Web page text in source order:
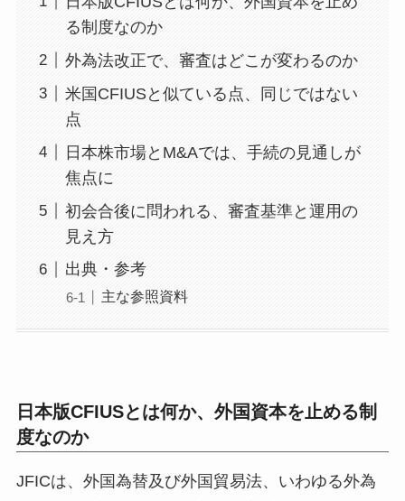
る制度なのか
外為法改正で、審査はどこが変わるのか
米国CFIUSと似ている点、同じではない
点
日本株市場とM&Aでは、手続の見通しが
焦点に
初会合後に問われる、審査基準と運用の
見え方
出典・参考
主な参照資料
日本版CFIUSとは何か、外国資本を止める制
度なのか
JFICは、外国為替及び外国貿易法、いわゆる外為